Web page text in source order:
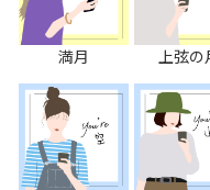
満月 上弦の